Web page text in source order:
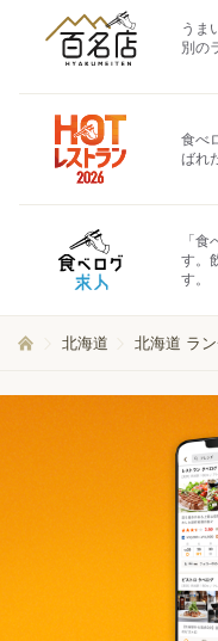
うま
別の
食べ
ばれ
「
す。
す。
北海道 北海道 ラ